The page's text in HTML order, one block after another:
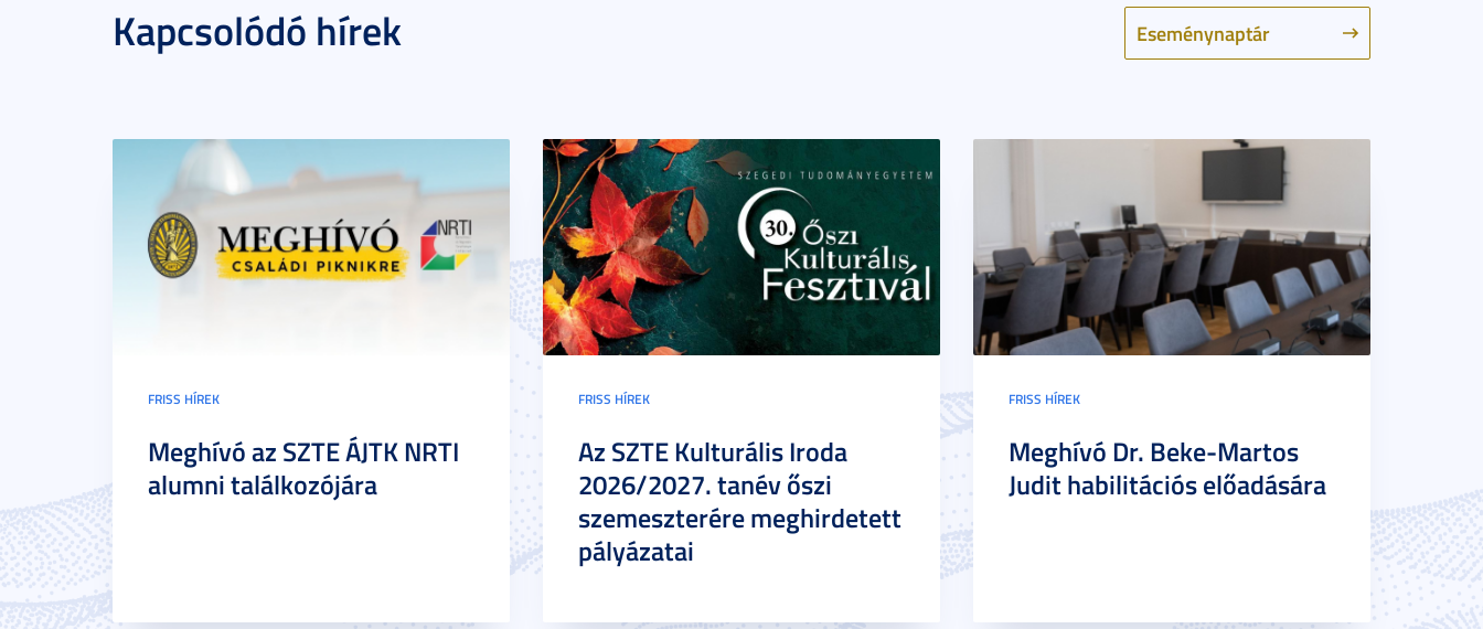
Kapcsolódó hírek Eseménynaptár
FRISS HÍREK
Meghívó az SZTE ÁJTK NRTI
alumni találkozójára
FRISS HÍREK
Az SZTE Kulturális Iroda
2026/2027. tanév őszi
szemeszterére meghirdetett
pályázatai
FRISS HÍREK
Meghívó Dr. Beke-Martos
Judit habilitációs előadására